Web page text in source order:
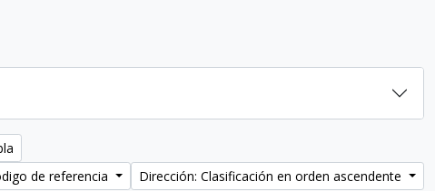
de referencia
Dirección: Clasificación en orden ascendente